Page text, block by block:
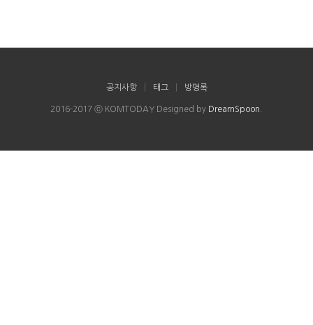
공지사항 태그 방명록
2016-2017 ⓒ KOMTODAY Designed by DreamSpoon